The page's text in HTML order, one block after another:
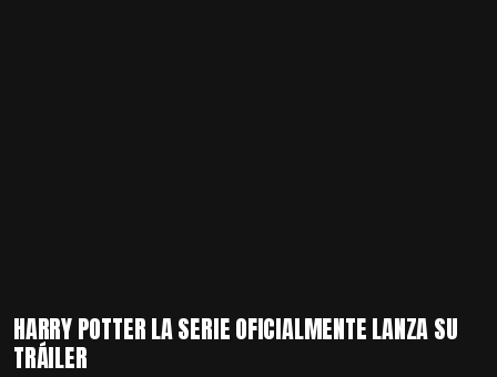
HARRY POTTER LA SERIE OFICIALMENTE LANZA SU
TRÁILER